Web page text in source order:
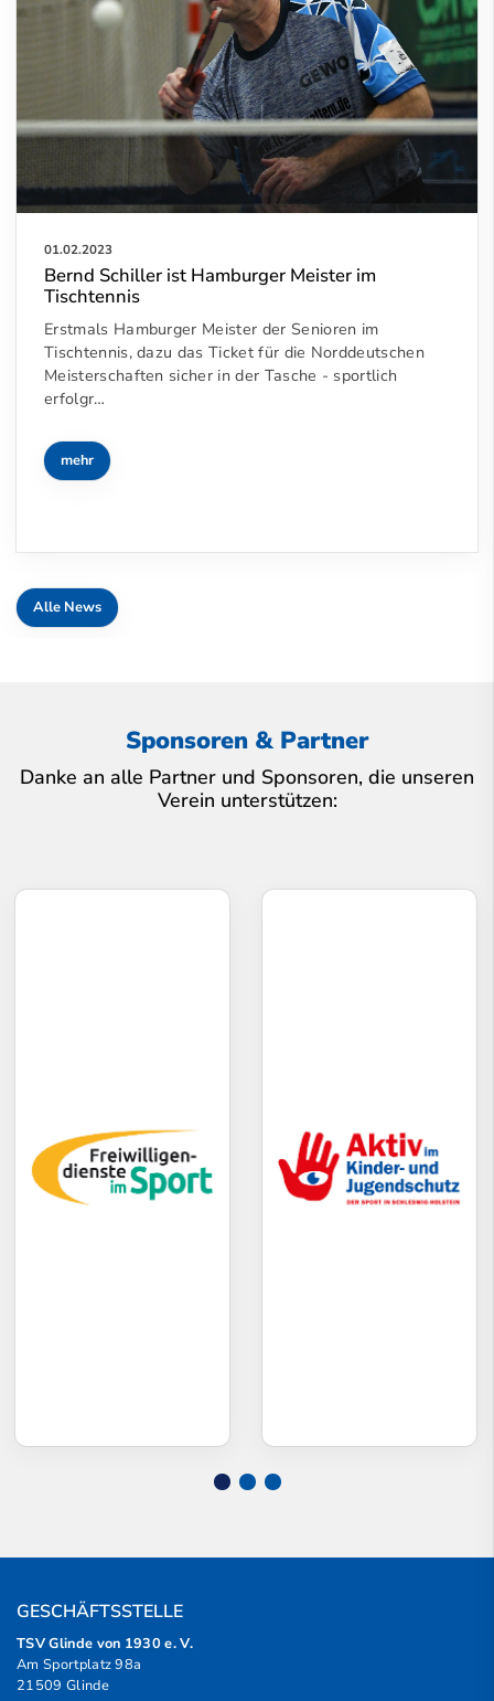
01.02.2023
Bernd Schiller ist Hamburger Meister im
Tischtennis
Erstmals Hamburger Meister der Senioren im
Tischtennis, dazu das Ticket für die Norddeutschen
Meisterschaften sicher in der Tasche - sportlich
erfolgr…
mehr
Alle News
Sponsoren & Partner
Danke an alle Partner und Sponsoren, die unseren
Verein unterstützen:
GESCHÄFTSSTELLE
TSV Glinde von 1930 e. V.
Am Sportplatz 98a
21509 Glinde